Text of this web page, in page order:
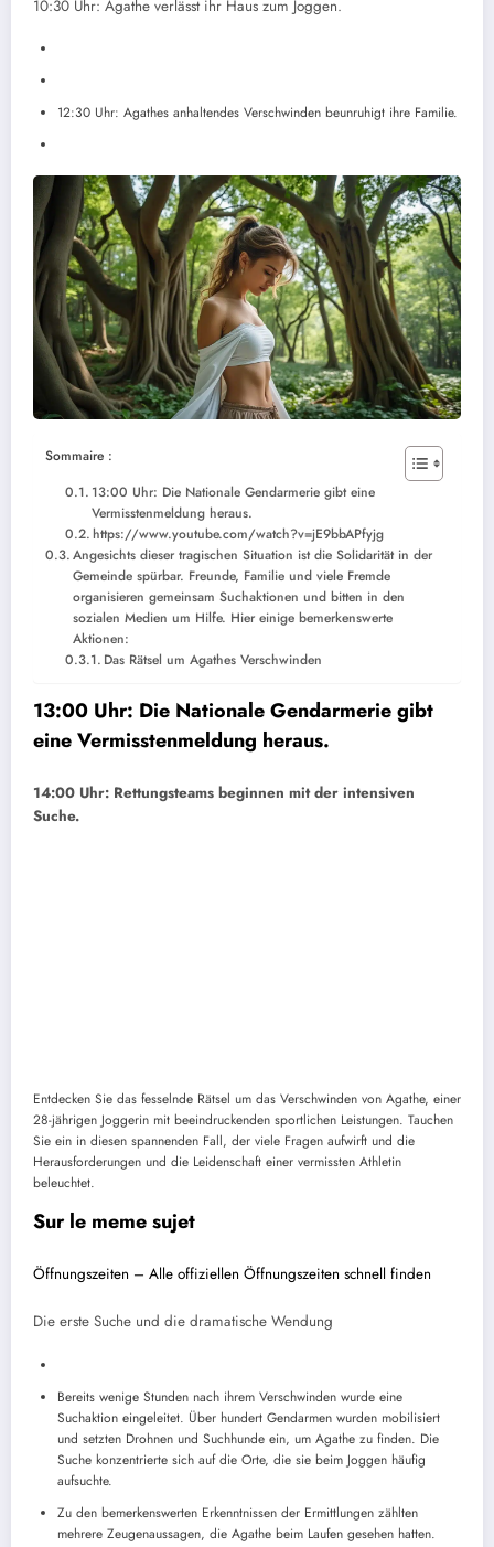
10:30 Uhr: Agathe verlässt ihr Haus zum Joggen.
12:30 Uhr: Agathes anhaltendes Verschwinden beunruhigt ihre Familie.
Sommaire :
13:00 Uhr: Die Nationale Gendarmerie gibt eine
Vermisstenmeldung heraus.
https://www.youtube.com/watch?v=jE9bbAPfyjg
Angesichts dieser tragischen Situation ist die Solidarität in der
Gemeinde spürbar. Freunde, Familie und viele Fremde
organisieren gemeinsam Suchaktionen und bitten in den
sozialen Medien um Hilfe. Hier einige bemerkenswerte
Aktionen:
Das Rätsel um Agathes Verschwinden
13:00 Uhr: Die Nationale Gendarmerie gibt
eine Vermisstenmeldung heraus.
14:00 Uhr: Rettungsteams beginnen mit der intensiven
Suche.
Entdecken Sie das fesselnde Rätsel um das Verschwinden von Agathe, einer
28-jährigen Joggerin mit beeindruckenden sportlichen Leistungen. Tauchen
Sie ein in diesen spannenden Fall, der viele Fragen aufwirft und die
Herausforderungen und die Leidenschaft einer vermissten Athletin
beleuchtet.
Sur le meme sujet
Öffnungszeiten – Alle offiziellen Öffnungszeiten schnell finden
Die erste Suche und die dramatische Wendung
Bereits wenige Stunden nach ihrem Verschwinden wurde eine
Suchaktion eingeleitet. Über hundert Gendarmen wurden mobilisiert
und setzten Drohnen und Suchhunde ein, um Agathe zu finden. Die
Suche konzentrierte sich auf die Orte, die sie beim Joggen häufig
aufsuchte.
Zu den bemerkenswerten Erkenntnissen der Ermittlungen zählten
mehrere Zeugenaussagen, die Agathe beim Laufen gesehen hatten.